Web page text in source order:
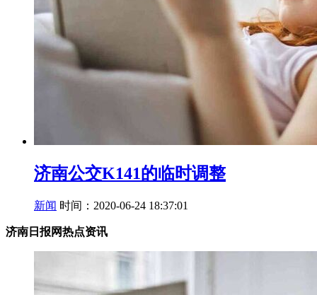
济南公交K141的临时调整
新闻 时间：2020-06-24 18:37:01
济南日报网热点资讯